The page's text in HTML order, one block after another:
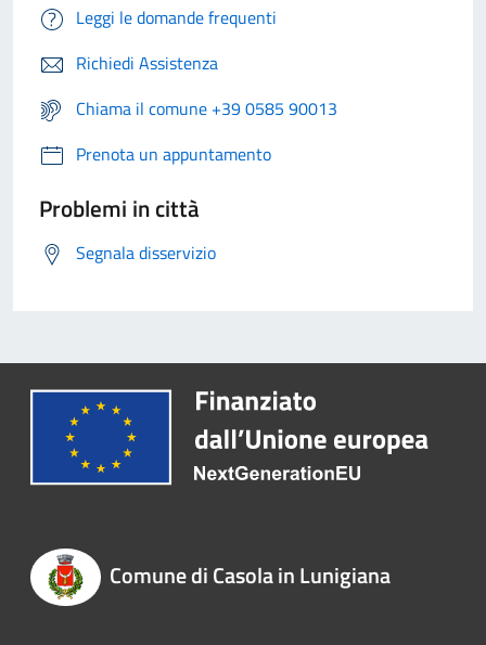
Leggi le domande frequenti
Richiedi Assistenza
Chiama il comune +39 0585 90013
Prenota un appuntamento
Problemi in città
Segnala disservizio
Comune di Casola in Lunigiana